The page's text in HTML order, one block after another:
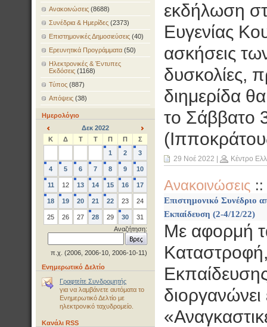
Ανακοινώσεις (8688)
Συνέδρια & Ημερίδες (2373)
Επιστημονικές Δημοσιεύσεις (40)
Ερευνητικά Προγράμματα (50)
Ηλεκτρονικές & Έντυπες
Εκδόσεις (1168)
Τύπος (887)
Απόψεις (38)
Ημερολόγιο
<
Δεκ 2022
>
Κ Δ Τ Τ Π Π
Σ
1
2 3
4 5 6 7 8 9 10
11 12 13 14 15 16 17
18 19 20 21 22 23 24
25 26 27 28 29 30
31
Αναζήτηση:
π.χ. (2006, 2006-10, 2006-10-11)
Ενημερωτικό Δελτίο
Γραφτείτε Συνδρομητής
για να λαμβάνετε αυτόματα το
Ενημερωτικό Δελτίο με
ηλεκτρονικό ταχυδρομείο.
Κανάλι RSS
εκδήλωση
Ευγενίας
ασκήσεις
δυσκολίες,
διημερίδα
το Σάββατο
29 Νοέ 2022 Κέντρο
Ανακοινώσεις ::
Επιστημονικό Συνέδριο
Εκπαίδευση (2-4/12/22)
Με αφορμή